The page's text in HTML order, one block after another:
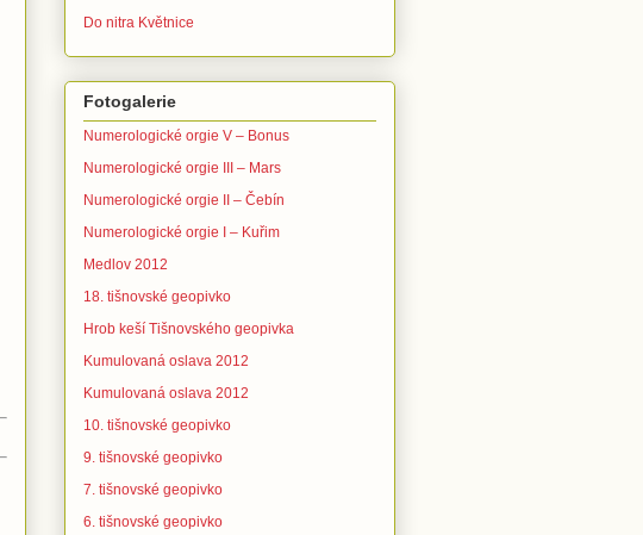
Do nitra Květnice
Fotogalerie
Numerologické orgie V – Bonus
Numerologické orgie III – Mars
Numerologické orgie II – Čebín
Numerologické orgie I – Kuřim
Medlov 2012
18. tišnovské geopivko
Hrob keší Tišnovského geopivka
Kumulovaná oslava 2012
Kumulovaná oslava 2012
10. tišnovské geopivko
9. tišnovské geopivko
7. tišnovské geopivko
6. tišnovské geopivko